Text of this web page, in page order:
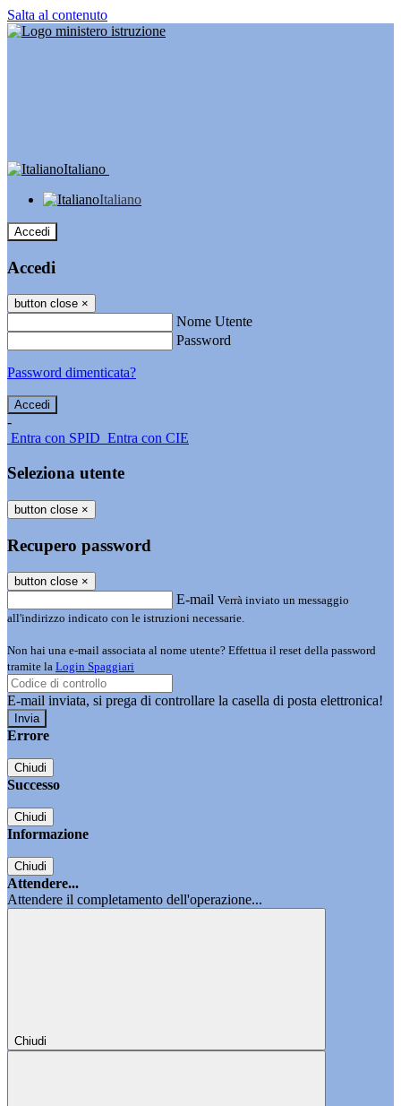
Salta al contenuto
Italiano
Italiano
Accedi
Accedi
button close ×
Nome Utente
Password
Password dimenticata?
-
Entra con SPID Entra con CIE
Seleziona utente
button close ×
Recupero password
button close ×
E-mail Verrà inviato un messaggio
all'indirizzo indicato con le istruzioni necessarie.
Non hai una e-mail associata al nome utente? Effettua il reset della password
tramite la Login Spaggiari
E-mail inviata, si prega di controllare la casella di posta elettronica!
Errore
Chiudi
Successo
Chiudi
Informazione
Chiudi
Attendere...
Attendere il completamento dell'operazione...
Chiudi